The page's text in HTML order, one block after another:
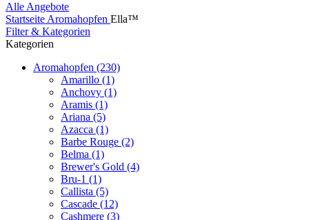
Alle Angebote
Startseite Aromahopfen Ella™
Filter & Kategorien
Kategorien
Aromahopfen (230)
Amarillo (1)
Anchovy (1)
Aramis (1)
Ariana (5)
Azacca (1)
Barbe Rouge (2)
Belma (1)
Brewer's Gold (4)
Bru-1 (1)
Callista (5)
Cascade (12)
Cashmere (3)